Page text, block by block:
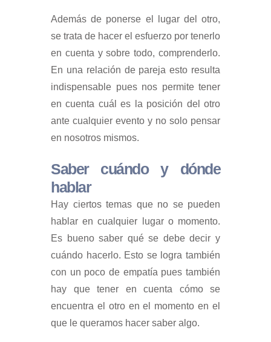
Además de ponerse el lugar del otro,
se trata de hacer el esfuerzo por tenerlo
en cuenta y sobre todo, comprenderlo.
En una relación de pareja esto resulta
indispensable pues nos permite tener
en cuenta cuál es la posición del otro
ante cualquier evento y no solo pensar
en nosotros mismos.
Saber cuándo y dónde
hablar
Hay ciertos temas que no se pueden
hablar en cualquier lugar o momento.
Es bueno saber qué se debe decir y
cuándo hacerlo. Esto se logra también
con un poco de empatía pues también
hay que tener en cuenta cómo se
encuentra el otro en el momento en el
que le queramos hacer saber algo.